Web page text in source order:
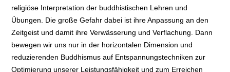
religiöse Interpretation der buddhistischen Lehren und
Übungen. Die große Gefahr dabei ist ihre Anpassung an den
Zeitgeist und damit ihre Verwässerung und Verflachung. Dann
bewegen wir uns nur in der horizontalen Dimension und
reduzierenden Buddhismus auf Entspannungstechniken zur
Optimierung unserer Leistungsfähigkeit und zum Erreichen